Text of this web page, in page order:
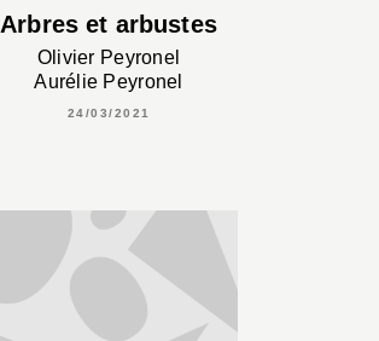
Arbres et arbustes
Olivier Peyronel
Aurélie Peyronel
24/03/2021